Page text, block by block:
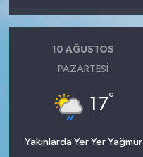
10 AĞUSTOS
PAZARTESI
17°
Yakınlarda Yer Yer Yağmur